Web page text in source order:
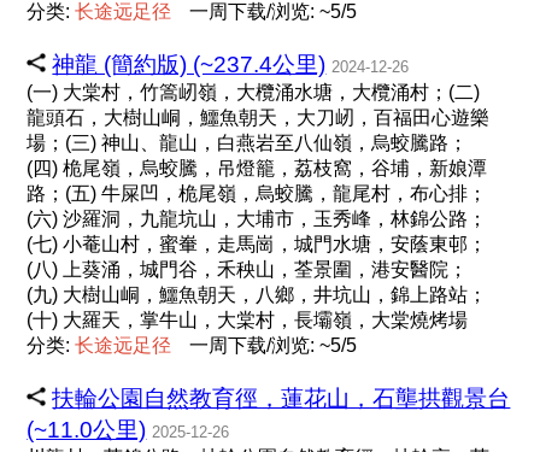
分类:长途远足径 一周下载/浏览: ~5/5
神龍 (簡約版) (~237.4公里) 2024-12-26
(一) 大棠村，竹篙屻嶺，大欖涌水塘，大欖涌村；(二)
龍頭石，大樹山峒，鱷魚朝天，大刀屻，百福田心遊樂
場；(三) 神山、龍山，白燕岩至八仙嶺，烏蛟騰路；
(四) 桅尾嶺，烏蛟騰，吊燈籠，荔枝窩，谷埔，新娘潭
路；(五) 牛屎凹，桅尾嶺，烏蛟騰，龍尾村，布心排；
(六) 沙羅洞，九龍坑山，大埔市，玉秀峰，林錦公路；
(七) 小菴山村，蜜輋，走馬崗，城門水塘，安蔭東邨；
(八) 上葵涌，城門谷，禾秧山，荃景圍，港安醫院；
(九) 大樹山峒，鱷魚朝天，八鄉，井坑山，錦上路站；
(十) 大羅天，掌牛山，大棠村，長壩嶺，大棠燒烤場
分类:长途远足径 一周下载/浏览: ~5/5
扶輪公園自然教育徑，蓮花山，石壟拱觀景台
(~11.0公里) 2025-12-26